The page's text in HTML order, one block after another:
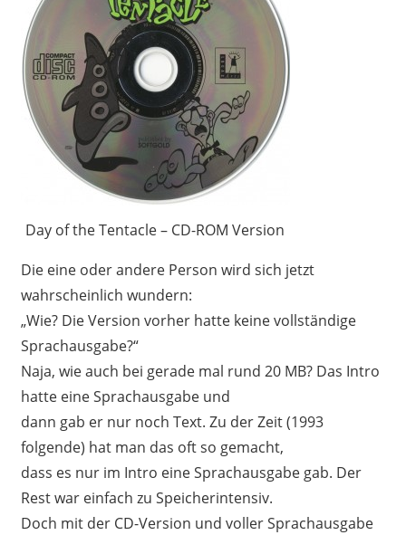
Day of the Tentacle – CD-ROM Version
Die eine oder andere Person wird sich jetzt
wahrscheinlich wundern:
„Wie? Die Version vorher hatte keine vollständige
Sprachausgabe?“
Naja, wie auch bei gerade mal rund 20 MB? Das Intro
hatte eine Sprachausgabe und
dann gab er nur noch Text. Zu der Zeit (1993
folgende) hat man das oft so gemacht,
dass es nur im Intro eine Sprachausgabe gab. Der
Rest war einfach zu Speicherintensiv.
Doch mit der CD-Version und voller Sprachausgabe